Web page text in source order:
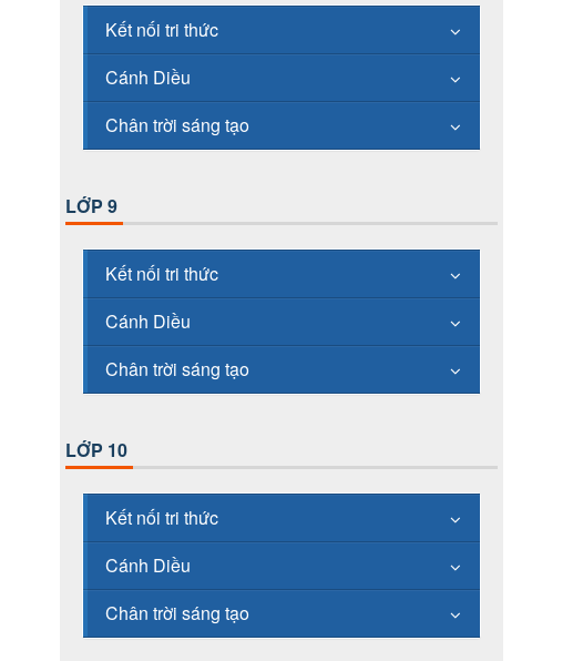
Kết nối tri thức
Cánh Diều
Chân trời sáng tạo
LỚP 9
Kết nối tri thức
Cánh Diều
Chân trời sáng tạo
LỚP 10
Kết nối tri thức
Cánh Diều
Chân trời sáng tạo